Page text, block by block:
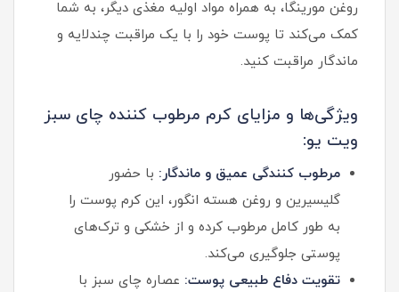
روغن مورینگا، به همراه مواد اولیه مغذی دیگر، به شما
کمک می‌کند تا پوست خود را با یک مراقبت چندلایه و
ماندگار مراقبت کنید.
ویژگی‌ها و مزایای کرم مرطوب کننده چای سبز
ویت یو:
مرطوب کنندگی عمیق و ماندگار: با حضور
گلیسیرین و روغن هسته انگور، این کرم پوست را
به طور کامل مرطوب کرده و از خشکی و ترک‌های
پوستی جلوگیری می‌کند.
تقویت دفاع طبیعی پوست: عصاره چای سبز با